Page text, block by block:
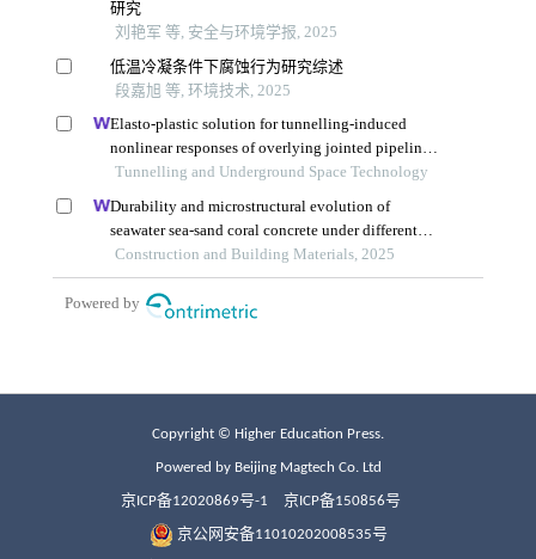
Copyright © Higher Education Press.
Powered by Beijing Magtech Co. Ltd
京ICP备12020869号-1 京ICP备150856号
京公网安备11010202008535号